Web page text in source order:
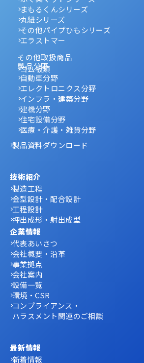
まもるくんシリーズ
丸紐シリーズ
その他パイプひもシリーズ
エラストマー
その他取扱商品
ゴム板類
製品分野
自動車分野
エレクトロニクス分野
インフラ・建築分野
建機分野
住宅設備分野
医療・介護・雑貨分野
製品資料ダウンロード
技術紹介
製造工程
金型設計・配合設計
工程設計
押出成形・射出成型
企業情報
代表あいさつ
会社概要・沿革
事業拠点
会社案内
設備一覧
環境・CSR
コンプライアンス・
ハラスメント関連のご相談
最新情報
新着情報